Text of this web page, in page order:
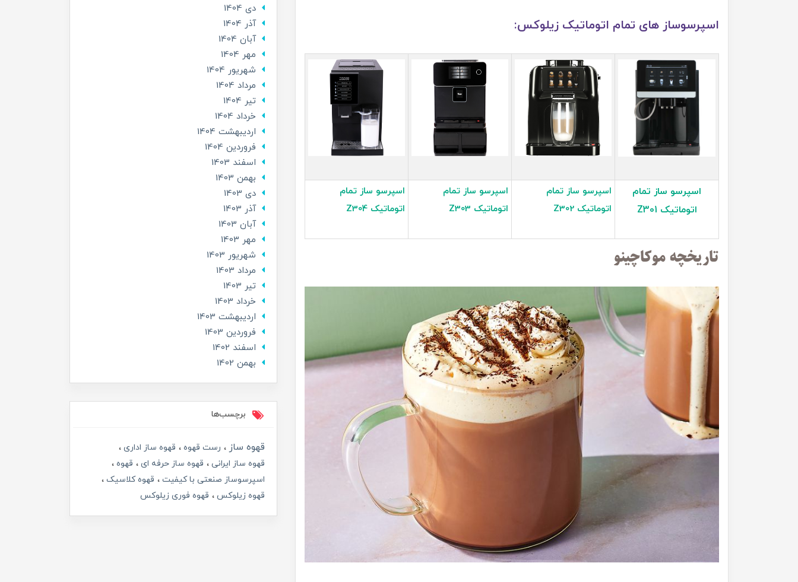
اسپرسوساز های تمام اتوماتیک زیلوکس:
اسپرسو ساز تمام
اتوماتیک Z301
اسپرسو ساز تمام
اتوماتیک Z302
اسپرسو ساز تمام
اتوماتیک Z303
اسپرسو ساز تمام
اتوماتیک Z304
تاریخچه موکاچینو
دی 1404
آذر 1404
آبان 1404
مهر 1404
شهریور 1404
مرداد 1404
تير 1404
خرداد 1404
ارديبهشت 1404
فروردین 1404
اسفند 1403
بهمن 1403
دی 1403
آذر 1403
آبان 1403
مهر 1403
شهریور 1403
مرداد 1403
تير 1403
خرداد 1403
ارديبهشت 1403
فروردین 1403
اسفند 1402
بهمن 1402
برچسب‌ها
قهوه ساز رست قهوه
قهوه ساز اداری
قهوه ساز ایرانی
قهوه ساز حرفه ای
قهوه
اسپرسوساز صنعتی با کیفیت
قهوه کلاسیک
قهوه زیلوکس
قهوه فوری زیلوکس